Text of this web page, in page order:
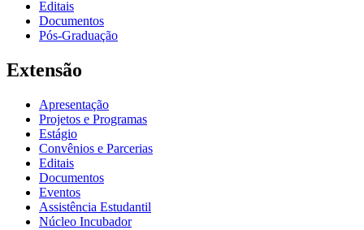
Editais
Documentos
Pós-Graduação
Extensão
Apresentação
Projetos e Programas
Estágio
Convênios e Parcerias
Editais
Documentos
Eventos
Assistência Estudantil
Núcleo Incubador